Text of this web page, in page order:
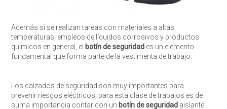
Además si se realizan tareas con materiales a altas
temperaturas, empleos de líquidos corrosivos y productos
químicos en general, el botín de seguridad es un elemento
fundamental que forma parte de la vestimenta de trabajo.
Los calzados de seguridad son muy importantes para
prevenir riesgos eléctricos, para esta clase de trabajos es de
suma importancia contar con un botín de seguridad aislante